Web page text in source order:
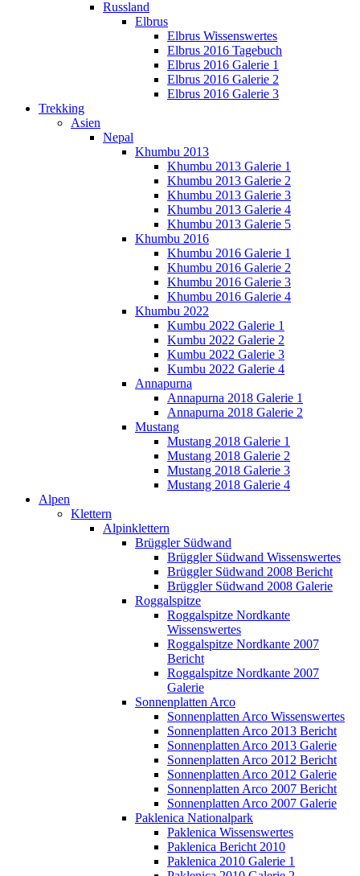
Russland
Elbrus
Elbrus Wissenswertes
Elbrus 2016 Tagebuch
Elbrus 2016 Galerie 1
Elbrus 2016 Galerie 2
Elbrus 2016 Galerie 3
Trekking
Asien
Nepal
Khumbu 2013
Khumbu 2013 Galerie 1
Khumbu 2013 Galerie 2
Khumbu 2013 Galerie 3
Khumbu 2013 Galerie 4
Khumbu 2013 Galerie 5
Khumbu 2016
Khumbu 2016 Galerie 1
Khumbu 2016 Galerie 2
Khumbu 2016 Galerie 3
Khumbu 2016 Galerie 4
Khumbu 2022
Kumbu 2022 Galerie 1
Kumbu 2022 Galerie 2
Kumbu 2022 Galerie 3
Kumbu 2022 Galerie 4
Annapurna
Annapurna 2018 Galerie 1
Annapurna 2018 Galerie 2
Mustang
Mustang 2018 Galerie 1
Mustang 2018 Galerie 2
Mustang 2018 Galerie 3
Mustang 2018 Galerie 4
Alpen
Klettern
Alpinklettern
Brüggler Südwand
Brüggler Südwand Wissenswertes
Brüggler Südwand 2008 Bericht
Brüggler Südwand 2008 Galerie
Roggalspitze
Roggalspitze Nordkante
Wissenswertes
Roggalspitze Nordkante 2007
Bericht
Roggalspitze Nordkante 2007
Galerie
Sonnenplatten Arco
Sonnenplatten Arco Wissenswertes
Sonnenplatten Arco 2013 Bericht
Sonnenplatten Arco 2013 Galerie
Sonnenplatten Arco 2012 Bericht
Sonnenplatten Arco 2012 Galerie
Sonnenplatten Arco 2007 Bericht
Sonnenplatten Arco 2007 Galerie
Paklenica Nationalpark
Paklenica Wissenswertes
Paklenica Bericht 2010
Paklenica 2010 Galerie 1